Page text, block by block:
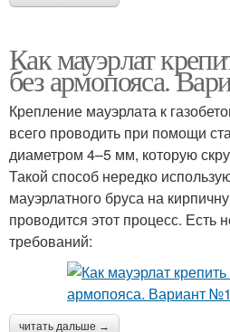
Как мауэрлат
без армопояса.
Крепление мауэрлата к
всего проводить при помощи
диаметром 4–5 мм, которую
Такой способ нередко
мауэрлатного бруса на
проводится этот процесс. Есть
требований:
читать дальше →